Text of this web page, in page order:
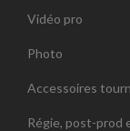
Vidéo pro
Photo
Accessoires
Régie, post-prod